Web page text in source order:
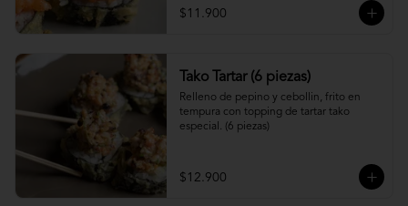
$11.900
Tako Tartar (6 piezas)
Relleno de pepino y cebollin, frito en
tempura con topping de tartar tako
especial. (6 piezas)
$12.900